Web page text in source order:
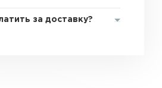
за доставку?